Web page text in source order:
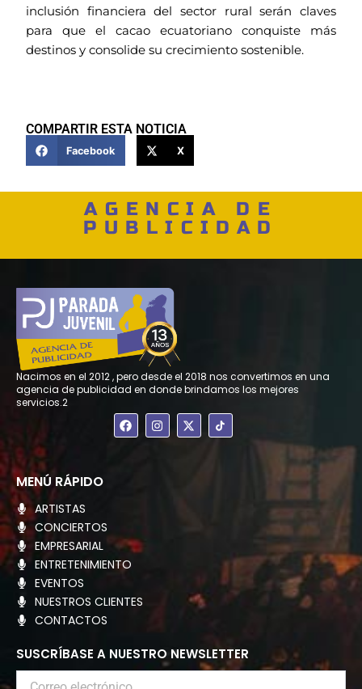
inclusión financiera del sector rural serán claves
para que el cacao ecuatoriano conquiste más
destinos y consolide su crecimiento sostenible.
COMPARTIR ESTA NOTICIA
Facebook X
AGENCIA DE
PUBLICIDAD
Nacimos en el 2012 , pero desde el 2018 nos convertimos en una
agencia de publicidad en donde brindamos los mejores
servicios.2
F
a
c
I
n
s
X
-
t
MENÚ RÁPIDO
ARTISTAS
CONCIERTOS
EMPRESARIAL
ENTRETENIMIENTO
EVENTOS
NUESTROS CLIENTES
CONTACTOS
SUSCRÍBASE A NUESTRO NEWSLETTER